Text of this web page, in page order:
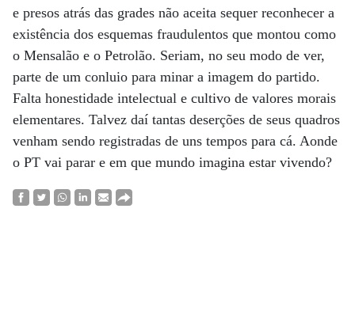
e presos atrás das grades não aceita sequer reconhecer a
existência dos esquemas fraudulentos que montou como
o Mensalão e o Petrolão. Seriam, no seu modo de ver,
parte de um conluio para minar a imagem do partido.
Falta honestidade intelectual e cultivo de valores morais
elementares. Talvez daí tantas deserções de seus quadros
venham sendo registradas de uns tempos para cá. Aonde
o PT vai parar e em que mundo imagina estar vivendo?